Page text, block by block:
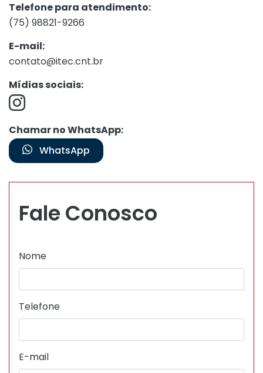
Telefone para atendimento:
(75) 98821-9266
E-mail:
contato@itec.cnt.br
Mídias sociais:
Chamar no WhatsApp:
WhatsApp
Fale Conosco
Nome
Telefone
E-mail